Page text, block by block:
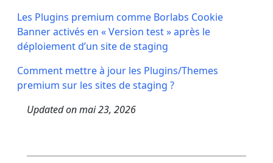
Les Plugins premium comme Borlabs Cookie
Banner activés en « Version test » après le
déploiement d’un site de staging
Comment mettre à jour les Plugins/Themes
premium sur les sites de staging ?
Updated onmai 23, 2026